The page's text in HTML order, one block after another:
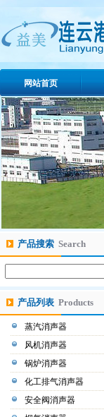
网站首页
产品搜索 Search
产品列表 Products
蒸汽消声器
风机消声器
锅炉消声器
化工排气消声器
安全阀消声器